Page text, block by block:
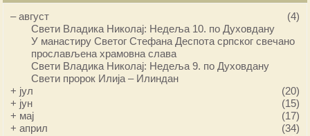
–август
(4)
Свети Владика Николај: Недеља 10. по Духовдану
У манастиру Светог Стефана Деспота српског свечано
прослављена храмовна слава
Свети Владика Николај: Недеља 9. по Духовдану
Свети пророк Илија – Илиндан
+ јул
(20)
+ јун
(15)
+ мај
(17)
+април
(34)